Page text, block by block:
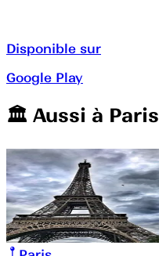
Disponible sur
Google Play
🏛️️ Aussi à Paris